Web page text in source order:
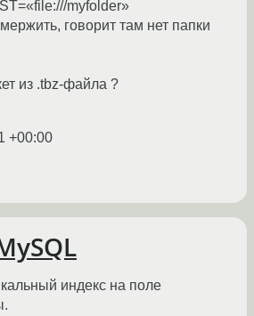
myfolder»
говорит там нет папки
из .tbz-файла ?
+00:00
индекс на поле